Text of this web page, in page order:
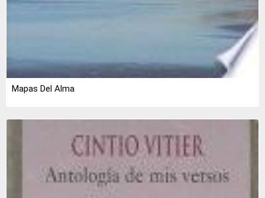
Mapas Del Alma